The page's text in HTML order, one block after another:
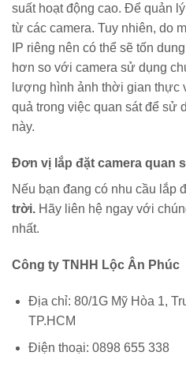
suất hoạt động cao. Để quản
từ các camera. Tuy nhiên, do
IP riêng nên có thể sẽ tốn
hơn so với camera sử dụng
lượng hình ảnh thời gian thực
quả trong việc quan sát để sử
này.
Đơn vị lắp đặt camera quan
Nếu bạn đang có nhu cầu lắp
trời. Hãy liên hệ ngay với
nhất.
Công ty TNHH Lộc Ân Phúc
Địa chỉ: 80/1G Mỹ Hòa 1,
TP.HCM
Điện thoại: 0898 655 338